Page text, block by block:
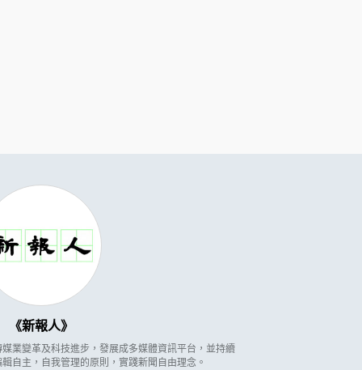
新報人
業變革及科技進步，發展成多媒體資訊平台，並持續
自主，自我管理的原則，實踐新聞自由理念。